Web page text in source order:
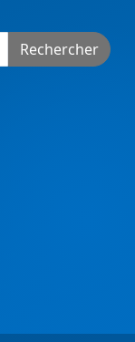
Rechercher